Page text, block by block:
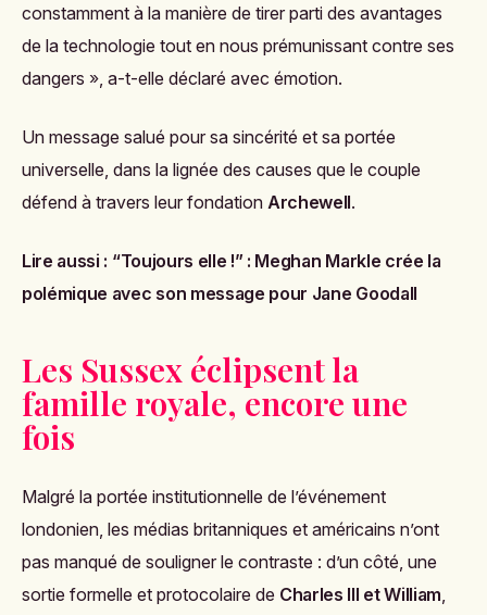
constamment à la manière de tirer parti des avantages
de la technologie tout en nous prémunissant contre ses
dangers », a-t-elle déclaré avec émotion.
Un message salué pour sa sincérité et sa portée
universelle, dans la lignée des causes que le couple
défend à travers leur fondation Archewell.
Lire aussi : “Toujours elle !” : Meghan Markle crée la
polémique avec son message pour Jane Goodall
Les Sussex éclipsent la
famille royale, encore une
fois
Malgré la portée institutionnelle de l’événement
londonien, les médias britanniques et américains n’ont
pas manqué de souligner le contraste : d’un côté, une
sortie formelle et protocolaire de Charles III et William